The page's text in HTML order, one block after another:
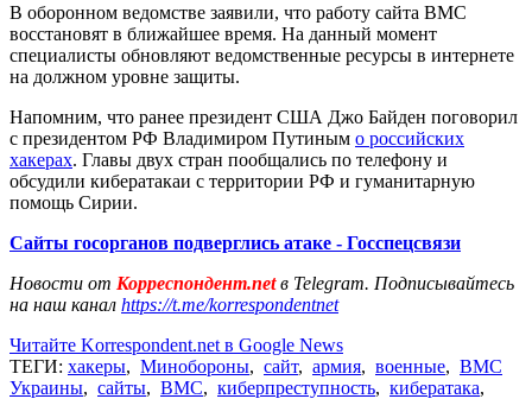
В оборонном ведомстве заявили, что работу сайта ВМС
восстановят в ближайшее время. На данный момент
специалисты обновляют ведомственные ресурсы в интернете
на должном уровне защиты.
Напомним, что ранее президент США Джо Байден поговорил
с президентом РФ Владимиром Путиным о российских
хакерах. Главы двух стран пообщались по телефону и
обсудили кибератакаи с территории РФ и гуманитарную
помощь Сирии.
Сайты госорганов подверглись атаке - Госспецсвязи
Новости от Корреспондент.netв Telegram. Подписывайтесь
на наш канал https://t.me/korrespondentnet
Читайте Korrespondent.net в Google News
ТЕГИ: хакеры, Минобороны, сайт, армия, военные, ВМС
Украины, сайты, ВМС, киберпреступность, кибератака,